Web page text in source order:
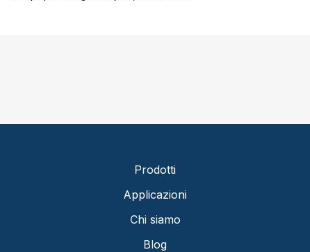
Prodotti
Applicazioni
Chi siamo
Blog
digitali physics-based